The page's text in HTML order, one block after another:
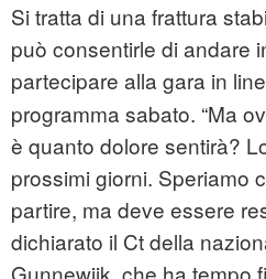
Si tratta di una frattura
può consentirle di andare
partecipare alla gara in
programma sabato. “Ma
è quanto dolore sentirà?
prossimi giorni. Speriamo
partire, ma deve essere
dichiarato il Ct della